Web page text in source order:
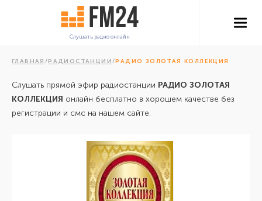
Слушать радио онлайн
ГЛАВНАЯ /РАДИОСТАНЦИИ/РАДИО ЗОЛОТАЯ КОЛЛЕКЦИЯ
Слушать прямой эфир радиостанции РАДИО ЗОЛОТАЯ
КОЛЛЕКЦИЯ онлайн бесплатно в хорошем качестве без
регистрации и смс на нашем сайте.